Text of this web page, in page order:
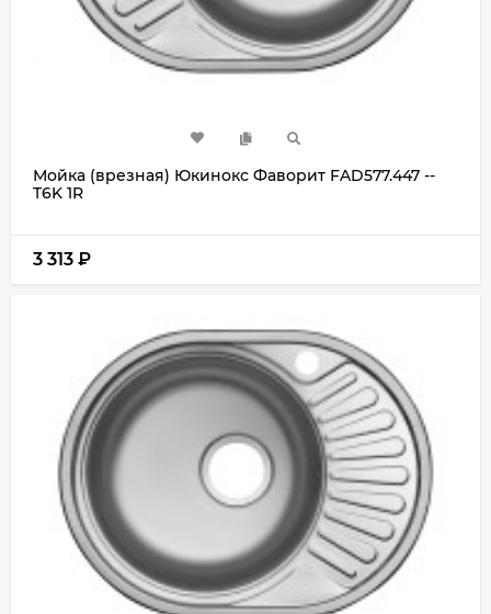
Мойка (врезная) Юкинокс Фаворит FAD577.447 --
T6K 1R
3 313 ₽